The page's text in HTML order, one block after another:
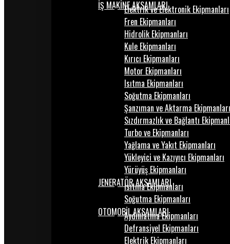
İŞ MAKİNE AKSAMLARI
Elektrik ve Elektronik Ekipmanları
Fren Ekipmanları
Hidrolik Ekipmanları
Kule Ekipmanları
Kırıcı Ekipmanları
Motor Ekipmanları
Isıtma Ekipmanları
Soğutma Ekipmanları
Şanzıman ve Aktarma Ekipmanları
Sızdırmazlık ve Bağlantı
Turbo ve Ekipmanları
Yağlama ve Yakıt Ekipmanları
Yükleyici ve Kazıyıcı Ekipmanları
Yürüyüş Ekipmanları
JENERATÖR AKSAMLARI
Isıtma Ekipmanları
Soğutma Ekipmanları
OTOMOBİL AKSAMLARI
Aydınlatma Ekipmanları
Defransiyel Ekipmanları
Elektrik Ekipmanları